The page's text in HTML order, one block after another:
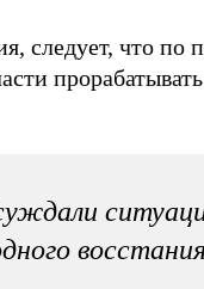
следует, что по
восстания